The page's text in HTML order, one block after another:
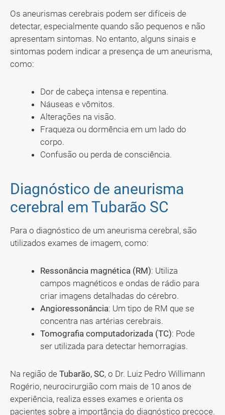
Os aneurismas cerebrais podem ser difíceis de
detectar, especialmente quando são pequenos e não
apresentam sintomas. No entanto, alguns sinais e
sintomas podem indicar a presença de um aneurisma,
como:
Dor de cabeça intensa e repentina.
Náuseas e vômitos.
Alterações na visão.
Fraqueza ou dormência em um lado do
corpo.
Confusão ou perda de consciência.
Diagnóstico de aneurisma
cerebral em Tubarão SC
Para o diagnóstico de um aneurisma cerebral, são
utilizados exames de imagem, como:
Ressonância magnética (RM): Utiliza
campos magnéticos e ondas de rádio para
criar imagens detalhadas do cérebro.
Angioressonância: Um tipo de RM que se
concentra nas artérias cerebrais.
Tomografia computadorizada (TC): Pode
ser utilizada para detectar hemorragias.
Na região de Tubarão, SC, o Dr. Luiz Pedro Willimann
Rogério, neurocirurgião com mais de 10 anos de
experiência, realiza esses exames e orienta os
pacientes sobre a importância do diagnóstico precoce.